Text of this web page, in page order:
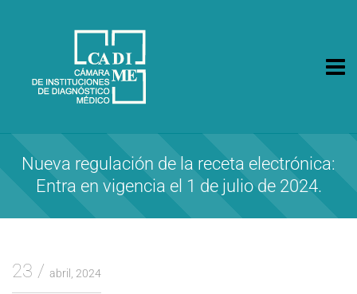
CA.DI.ME.
Cámara de Instituciones de Diagnóstico Médico
Nueva regulación de la receta electrónica:
Entra en vigencia el 1 de julio de 2024.
23 abril, 2024